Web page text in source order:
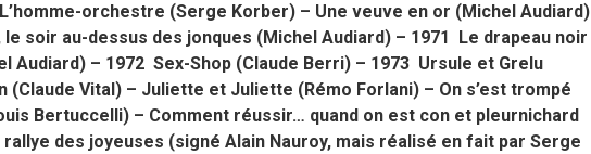
orchestre (Serge Korber) – Une veuve en or (Michel Audiard)
soir au-dessus des jonques (Michel Audiard) – 1971 Le drapeau noir
Audiard) – 1972 Sex-Shop (Claude Berri) – 1973 Ursule et Grelu
(Claude Vital) – Juliette et Juliette (Rémo Forlani) – On s’est trompé
Bertuccelli) – Comment réussir… quand on est con et pleurnichard
des joyeuses (signé Alain Nauroy, mais réalisé en fait par Serge